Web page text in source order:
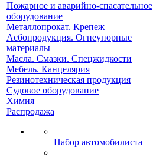
Пожарное и аварийно-спасательное
оборудование
Металлопрокат. Крепеж
Асбопродукция. Огнеупорные
материалы
Масла. Смазки. Спецжидкости
Мебель. Канцелярия
Резинотехническая продукция
Судовое оборудование
Химия
Распродажа
Набор автомобилиста